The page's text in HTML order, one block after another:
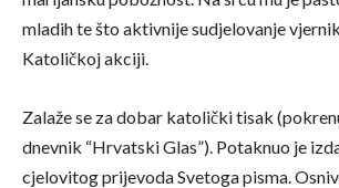
mladih te što aktivnije sudjelovanje
Katoličkoj akciji.
Zalaže se za dobar katolički tisak
dnevnik “Hrvatski Glas”). Potaknuo je
cjelovitog prijevoda Svetoga pisma.